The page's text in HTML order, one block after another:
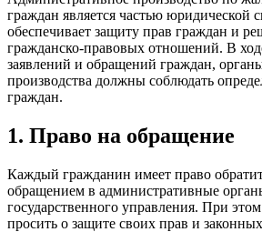
граждан является частью юридической
обеспечивает защиту прав граждан и
гражданско-правовых отношений. В
заявлений и обращений граждан,
производства должны соблюдать
граждан.
1. Право на обращение
Каждый гражданин имеет право
обращением в административные
государственного управления. При
просить о защите своих прав и